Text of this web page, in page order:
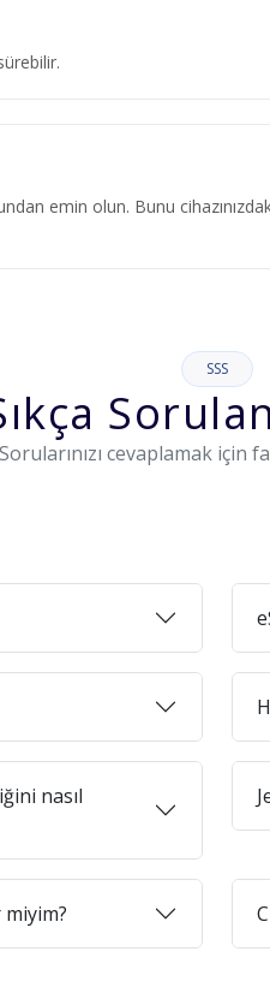
emin olun. Bunu
SSS
Sorularınızı cevaplamak için
nasıl